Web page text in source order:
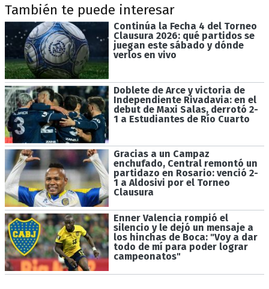
También te puede interesar
Continúa la Fecha 4 del Torneo
Clausura 2026: qué partidos se
juegan este sábado y dónde
verlos en vivo
Doblete de Arce y victoria de
Independiente Rivadavia: en el
debut de Maxi Salas, derrotó 2-
1 a Estudiantes de Río Cuarto
Gracias a un Campaz
enchufado, Central remontó un
partidazo en Rosario: venció 2-
1 a Aldosivi por el Torneo
Clausura
Enner Valencia rompió el
silencio y le dejó un mensaje a
los hinchas de Boca: "Voy a dar
todo de mí para poder lograr
campeonatos"